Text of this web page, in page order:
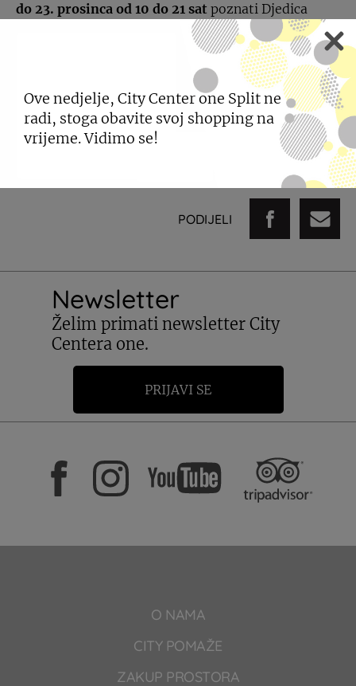
do 23. prosinca od 10 do 21 sat poznati Djedica
družit će se s malim posjetiteljima City Centera one.
Pripremio je i slatka iznenađenja, a rado će se i
fotografirati kako sjećanje na ovo lijepo druženje ne
bi izblijedilo.
Neka vaši najmlađi Djedu Božićnjaku šapnu svoje
PODIJELI
Newsletter
Želim primati newsletter City
Centera one.
PRIJAVI SE
O NAMA
CITY POMAŽE
ZAKUP PROSTORA
Ove nedjelje, City Center one Split ne
radi, stoga obavite svoj shopping na
vrijeme. Vidimo se!